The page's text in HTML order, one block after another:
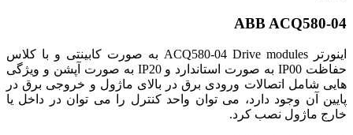
ABB ACQ580-04
اینورتر ACQ580-04 Drive modules به صورت کابینتی و با کلاس
حفاظت IP00 به صورت استاندارد و IP20 به صورت آپشن و ویژگی
هایی شامل اتصالات ورودی برق در بالای ماژول و خروجی برق در
پایین آن وجود دارد، می توان واحد کنترل را می توان در داخل یا
خارج ماژول نصب کرد.